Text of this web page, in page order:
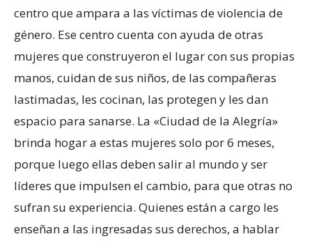
centro que ampara a las víctimas de violencia de
género. Ese centro cuenta con ayuda de otras
mujeres que construyeron el lugar con sus propias
manos, cuidan de sus niños, de las compañeras
lastimadas, les cocinan, las protegen y les dan
espacio para sanarse. La «Ciudad de la Alegría»
brinda hogar a estas mujeres solo por 6 meses,
porque luego ellas deben salir al mundo y ser
líderes que impulsen el cambio, para que otras no
sufran su experiencia. Quienes están a cargo les
enseñan a las ingresadas sus derechos, a hablar